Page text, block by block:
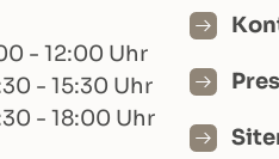
- 12:00 Uhr
- 15:30 Uhr
- 18:00 Uhr